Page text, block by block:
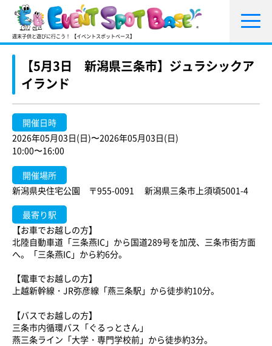
週末子供と遊びに行こう！ 【イベントスポットベース】
【5月3日 新潟県三条市】ジュラシックア
イランド
開催日時
2026年05月03日(日)〜2026年05月03日(日)
10:00〜16:00
開催場所
新潟県央住宅公園 〒955-0091 新潟県三条市上須頃5001-4
最寄り駅
【お車でお越しの方】
北陸自動車道「三条燕IC」から国道289号を加茂、三条市街方面
へ。「三条燕IC」から約6分。
【電車でお越しの方】
上越新幹線・JR弥彦線「燕三条駅」から徒歩約10分。
【バスでお越しの方】
三条市内循環バス「ぐるっとさん」
燕三条ライン「大学・専門学校前」から徒歩約3分。